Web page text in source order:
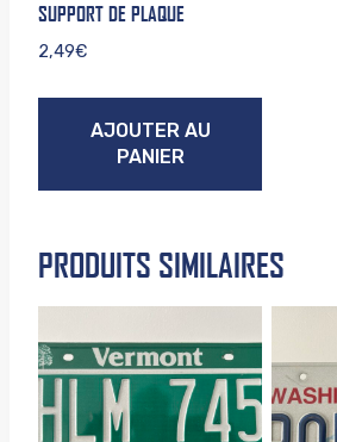
SUPPORT DE PLAQUE
2,49€
AJOUTER AU
PANIER
PRODUITS SIMILAIRES